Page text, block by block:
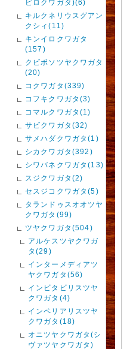
ビロクワガタ)(6)
キルクネリウスグアン
クシィ(11)
キンイロクワガタ
(157)
クビボソツヤクワガタ
(20)
コクワガタ(339)
コフキクワガタ(3)
コマルクワガタ(1)
サビクワガタ(32)
サメハダクワガタ(1)
シカクワガタ(392)
シワバネクワガタ(13)
スジクワガタ(2)
セスジコクワガタ(5)
タランドゥスオオツヤ
クワガタ(99)
ツヤクワガタ(504)
アルケスツヤクワガ
タ(29)
インターメディアツ
ヤクワガタ(56)
インビタビリスツヤ
クワガタ(4)
インペリアリスツヤ
クワガタ(18)
オニツヤクワガタ(シ
ヴァツヤクワガタ)